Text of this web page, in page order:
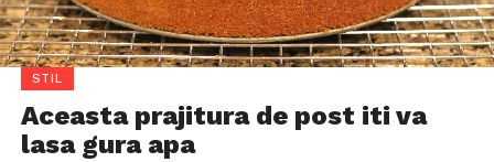
STIL
Aceasta prajitura de post iti va
lasa gura apa